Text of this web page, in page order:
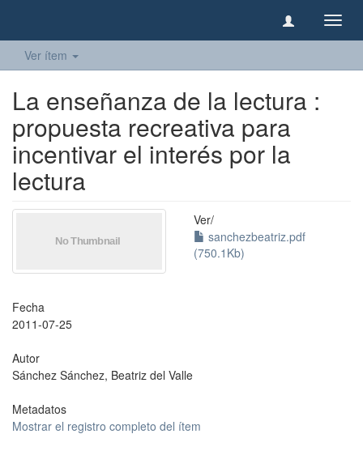
Ver ítem
La enseñanza de la lectura :
propuesta recreativa para
incentivar el interés por la
lectura
Ver/
sanchezbeatriz.pdf
(750.1Kb)
Fecha
2011-07-25
Autor
Sánchez Sánchez, Beatriz del Valle
Metadatos
Mostrar el registro completo del ítem